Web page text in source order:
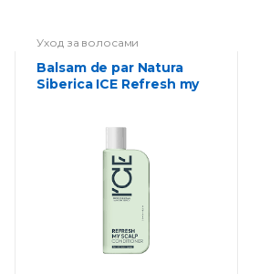
Уход за волосами
Balsam de par Natura
Siberica ICE Refresh my